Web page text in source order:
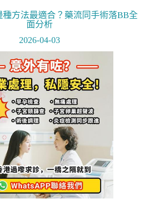
方法最適合？藥流同手術落BB全
面分析
2026-04-03